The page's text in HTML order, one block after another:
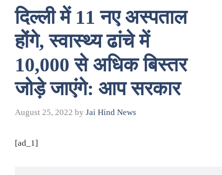
दिल्ली में 11 नए अस्पताल
होंगे, स्वास्थ्य ढांचे में
10,000 से अधिक बिस्तर
जोड़े जाएंगे: आप सरकार
August 25, 2022 by Jai Hind News
[ad_1]